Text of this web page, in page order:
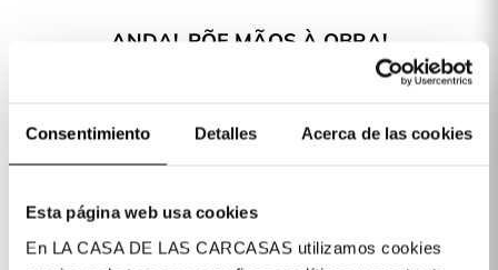
Consentimiento Detalles Acerca de las cookies
Esta página web usa cookies
En LA CASA DE LAS CARCASAS utilizamos cookies
ANDA!, PÕE MÃOS À OBRA!
Capa Personalizada - Rolo de Kodak